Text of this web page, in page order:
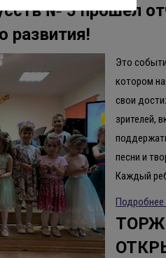
№ 5 прошел
развития!
Это
котором
свои
зрителей,
песни и
Каждый
Подробнее